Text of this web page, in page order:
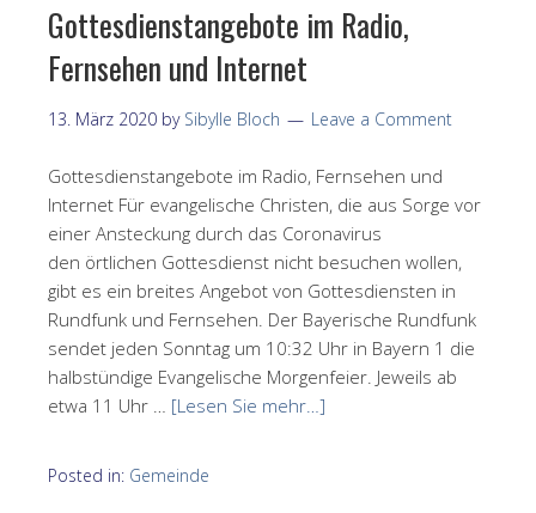
Gottesdienstangebote im Radio,
Fernsehen und Internet
13. März 2020 by Sibylle Bloch Leave a Comment
Gottesdienstangebote im Radio, Fernsehen und
Internet Für evangelische Christen, die aus Sorge vor
einer Ansteckung durch das Coronavirus
den örtlichen Gottesdienst nicht besuchen wollen,
gibt es ein breites Angebot von Gottesdiensten in
Rundfunk und Fernsehen. Der Bayerische Rundfunk
sendet jeden Sonntag um 10:32 Uhr in Bayern 1 die
halbstündige Evangelische Morgenfeier. Jeweils ab
etwa 11 Uhr … [Lesen Sie mehr…]
Posted in: Gemeinde